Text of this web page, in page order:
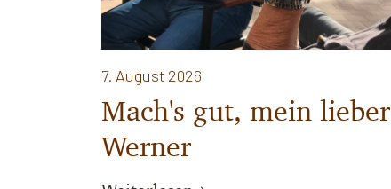
7. August 2026
Mach's gut, mein lieber
Werner